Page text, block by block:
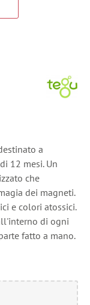
a
12 mesi. Un
che
dei magneti.
e colori atossici.
di ogni
fatto a mano.